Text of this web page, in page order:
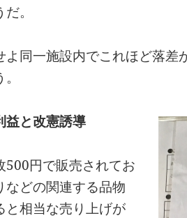
。
よ同一施設内でこれほど落差
と改憲誘導
500円で販売されてお
などの関連する品物
と相当な売り上げが